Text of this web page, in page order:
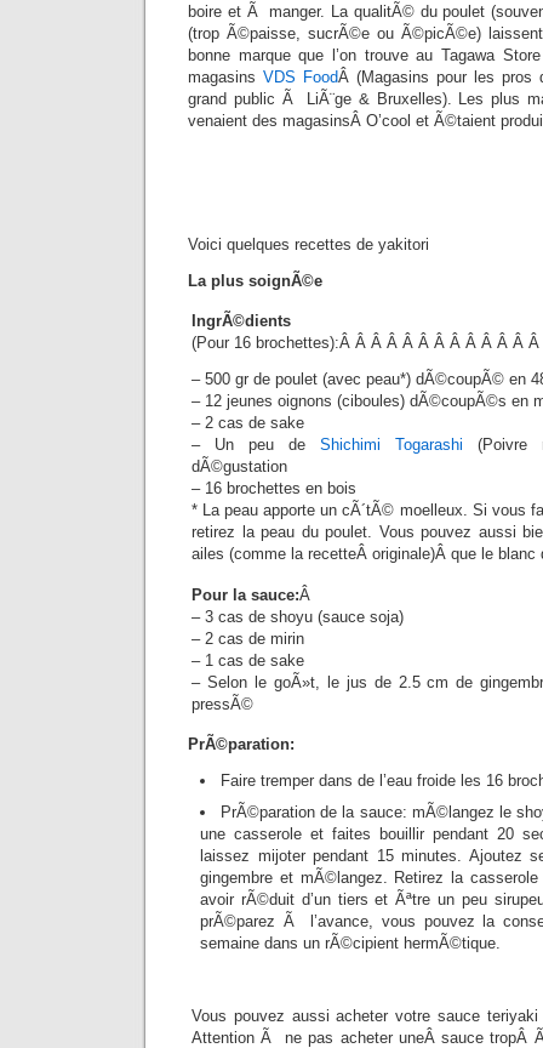
boire et Ã manger. La qualitÃ© du poulet
(trop Ã©paisse, sucrÃ©e ou Ã©picÃ©e)
bonne marque que l’on trouve au Tagawa
magasins VDS FoodÂ (Magasins pour les pros
grand public Ã LiÃ¨ge & Bruxelles). Les plus
venaient des magasinsÂ O’cool et Ã©taient
Voici quelques recettes de yakitori
La plus soignÃ©e
IngrÃ©dients
(Pour 16 brochettes):Â Â Â Â Â Â Â Â Â Â Â Â
– 500 gr de poulet (avec peau*) dÃ©coupÃ© en
– 12 jeunes oignons (ciboules) dÃ©coupÃ©s en
– 2 cas de sake
– Un peu de Shichimi Togarashi (Poivre
dÃ©gustation
– 16 brochettes en bois
* La peau apporte un cÃ´tÃ© moelleux. Si vous
retirez la peau du poulet. Vous pouvez aussi
ailes (comme la recetteÂ originale)Â que le blanc
Pour la sauce:Â
– 3 cas de shoyu (sauce soja)
– 2 cas de mirin
– 1 cas de sake
– Selon le goÃ»t, le jus de 2.5 cm de
pressÃ©
PrÃ©paration:
Faire tremper dans de l’eau froide les 16
PrÃ©paration de la sauce: mÃ©langez le
une casserole et faites bouillir pendant 20
laissez mijoter pendant 15 minutes. Ajoutez
gingembre et mÃ©langez. Retirez la
avoir rÃ©duit d’un tiers et Ãªtre un peu
prÃ©parez Ã l’avance, vous pouvez la
semaine dans un rÃ©cipient hermÃ©tique.
Vous pouvez aussi acheter votre sauce
Attention Ã ne pas acheter uneÂ sauce tropÂ